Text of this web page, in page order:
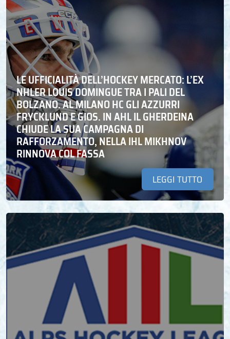
LE UFFICIALITÀ DELL’HOCKEY MERCATO: L’EX
NHLER LOUIS DOMINGUE TRA I PALI DEL
BOLZANO. AL MILANO HC GLI AZZURRI
FRYCKLUND E GIOS. IN AHL IL GHERDEINA
CHIUDE LA SUA CAMPAGNA DI
RAFFORZAMENTO, NELLA IHL MIKHNOV
RINNOVA COL FASSA
LEGGI TUTTO